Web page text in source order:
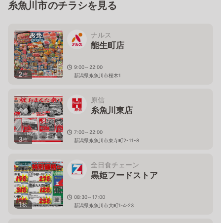
糸魚川市のチラシを見る
2枚
ナルス
能生町店
9:00～22:00
新潟県糸魚川市桜木1
3枚
原信
糸魚川東店
7:00～22:00
新潟県糸魚川市東寺町2-11-8
1枚
全日食チェーン
黒姫フードストア
08:30～17:00
新潟県糸魚川市大町1‐4‐23